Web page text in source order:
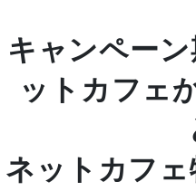
キャンペー
ットカフェ
ネットカフェ